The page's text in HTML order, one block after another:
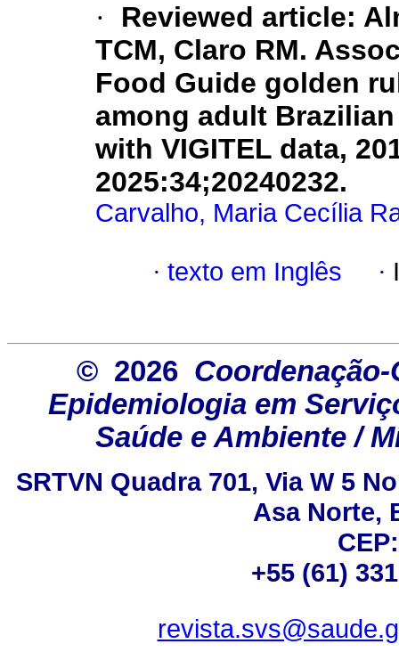
·
Reviewed article:
TCM, Claro RM.
Food Guide golden
among adult
with VIGITEL data,
2025:34;20240232.
Carvalho, Maria Cecília
· texto em Inglês ·
© 2026
Epidemiologia em
Saúde e Ambiente /
SRTVN Quadra 701, Via W 5
Asa Norte,
+55 (61)